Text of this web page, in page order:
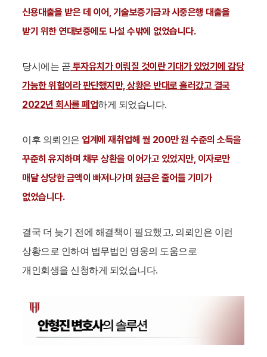
신용대출을 받은 데 이어, 기술보증기금과 시중은행 대출을
받기 위한 연대보증에도 나설 수밖에 없었습니다.
당시에는 곧 투자유치가 이뤄질 것이란 기대가 있었기에 감당
가능한 위험이라 판단했지만, 상황은 반대로 흘러갔고 결국
2022년 회사를 폐업하게 되었습니다.
이후 의뢰인은 업계에 재취업해 월 200만 원 수준의 소득을
꾸준히 유지하며 채무 상환을 이어가고 있었지만, 이자로만
매달 상당한 금액이 빠져나가며 원금은 줄어들 기미가
없었습니다.
결국 더 늦기 전에 해결책이 필요했고, 의뢰인은 이런
상황으로 인하여 법무법인 영웅의 도움으로
개인회생을 신청하게 되었습니다.